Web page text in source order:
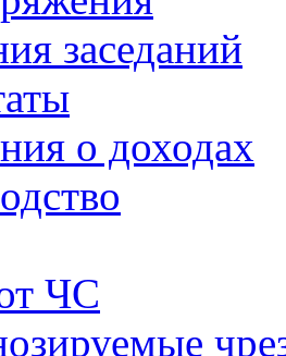
заседаний
о доходах
ЧС